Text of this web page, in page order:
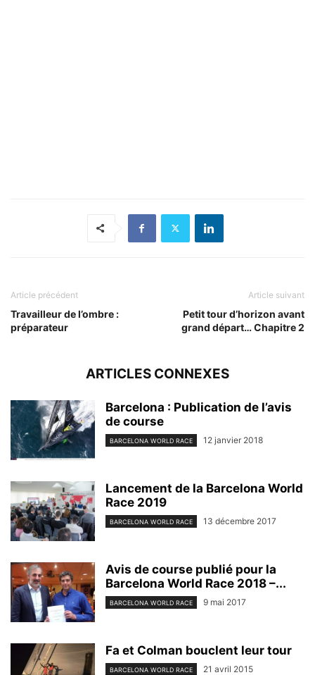
Article précédent
Travailleur de l’ombre :
préparateur
Article suivant
Petit tour d’horizon avant
grand départ… Chapitre 2
ARTICLES CONNEXES
Barcelona : Publication de l’avis
de course
BARCELONA WORLD RACE 12 janvier 2018
Lancement de la Barcelona World
Race 2019
BARCELONA WORLD RACE 13 décembre 2017
Avis de course publié pour la
Barcelona World Race 2018 –...
BARCELONA WORLD RACE 9 mai 2017
Fa et Colman bouclent leur tour
BARCELONA WORLD RACE 21 avril 2015